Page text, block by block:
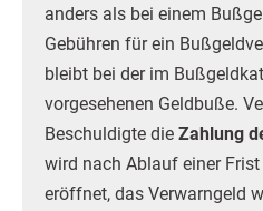
anders als bei einem
Gebühren für ein
bleibt bei der im
vorgesehenen Geldbuße.
Beschuldigte die Zahlung
wird nach Ablauf einer
eröffnet, das Verwarngeld